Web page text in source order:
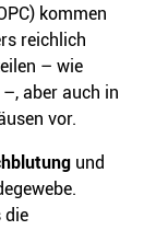
kommen
reichlich
– wie
aber auch in
vor.
und
die